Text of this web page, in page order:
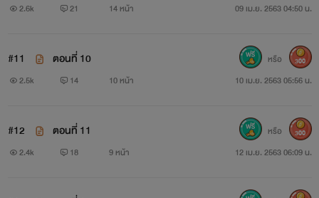
2.6k 21 14 หน้า 09 เม.ย. 2563 04:50 น.
#11 ตอนที่ 10
2.5k 14 10 หน้า 10 เม.ย. 2563 05:56 น.
หรือ 300
#12 ตอนที่ 11
2.4k 18 9 หน้า 12 เม.ย. 2563 06:09 น.
หรือ 300